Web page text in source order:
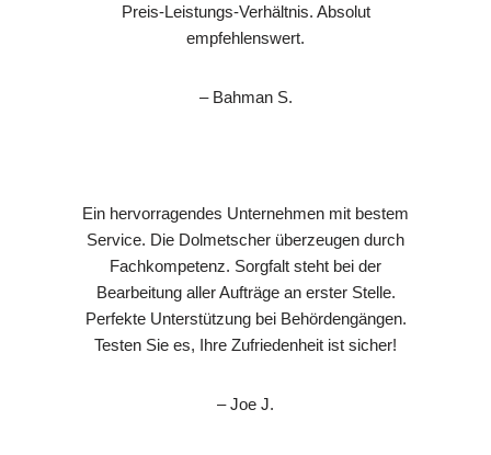
Preis-Leistungs-Verhältnis. Absolut
empfehlenswert.
– Bahman S.
Ein hervorragendes Unternehmen mit bestem
Service. Die Dolmetscher überzeugen durch
Fachkompetenz. Sorgfalt steht bei der
Bearbeitung aller Aufträge an erster Stelle.
Perfekte Unterstützung bei Behördengängen.
Testen Sie es, Ihre Zufriedenheit ist sicher!
– Joe J.